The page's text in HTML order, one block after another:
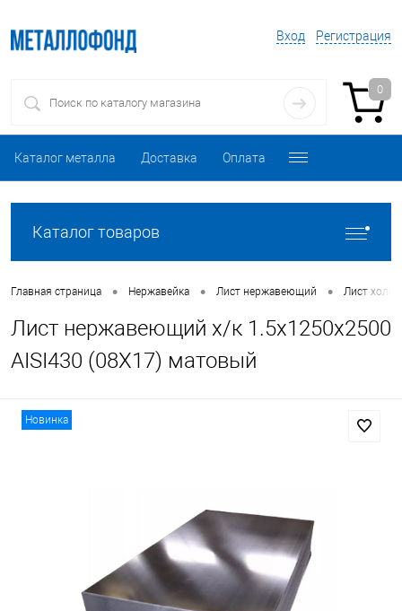
Вход Регистрация
0
Каталог металла Доставка Оплата
Каталог товаров
Главная страница • Нержавейка • Лист нержавеющий • Лист
Лист нержавеющий х/к 1.5х1250х2500
AISI430 (08Х17) матовый
Новинка